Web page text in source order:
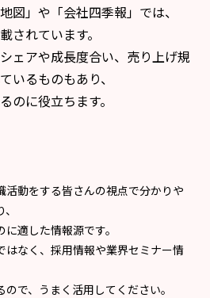
図」や「会社四季報」では、
されています。
ェアや成長度合い、売り上げ規
いるものもあり、
のに役立ちます。
活動をする皆さんの視点で分かりや
適した情報源です。
はなく、採用情報や業界セミナー情
で、うまく活用してください。